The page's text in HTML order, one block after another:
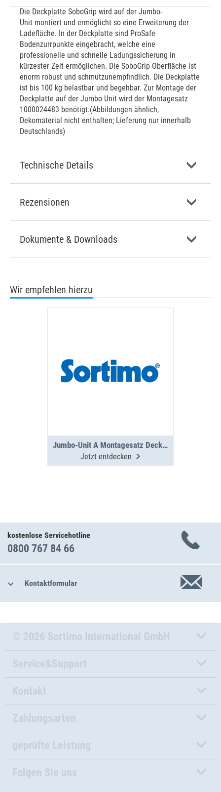
Die Deckplatte SoboGrip wird auf der Jumbo-
Unit montiert und ermöglicht so eine Erweiterung der
Ladefläche. In der Deckplatte sind ProSafe
Bodenzurrpunkte eingebracht, welche eine
professionelle und schnelle Ladungssicherung in
kürzester Zeit ermöglichen. Die SoboGrip Oberfläche ist
enorm robust und schmutzunempfindlich. Die Deckplatte
ist bis 100 kg belastbar und begehbar. Zur Montage der
Deckplatte auf der Jumbo Unit wird der Montagesatz
1000024483 benötigt.(Abbildungen ähnlich,
Dekomaterial nicht enthalten; Lieferung nur innerhalb
Deutschlands)
Technische Details
Rezensionen
Dokumente & Downloads
Wir empfehlen hierzu
Jumbo-Unit A Montagesatz Deckplatte PS
Jetzt entdecken
kostenlose Servicehotline
0800 767 84 66
Kontaktformular
© 2026 Sortimo International GmbH
Service&Support
Kontakt
Zahlungsarten
geprüfte Leistung
Folgen Sie uns